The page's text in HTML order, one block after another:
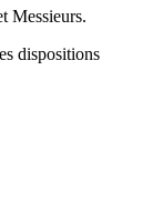
Messieurs.
dispositions